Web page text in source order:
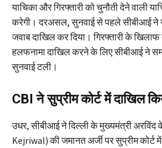
याचिका और गिरफ्तारी को चुनौती देने वाली
करेगी। दरअसल, सुनवाई से पहले सीबीआई ने
जवाब दाखिल कर दिया। गिरफ्तारी के खिलाफ
हलफनामा दाखिल करने के लिए सीबीआई ने
सुनवाई टली।
CBI ने सुप्रीम कोर्ट में दाखिल
उधर, सीबीआई ने दिल्ली के मुख्यमंत्री अरविंद
Kejriwal) की जमानत अर्जी पर सुप्रीम कोर्ट